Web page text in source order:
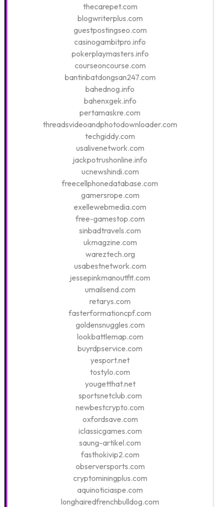
thecarepet.com
blogwriterplus.com
guestpostingseo.com
casinogambitpro.info
pokerplaymasters.info
courseoncourse.com
bantinbatdongsan247.com
bahednog.info
bahenxgek.info
pertamaskre.com
threadsvideoandphotodownloader.com
techgiddy.com
usalivenetwork.com
jackpotrushonline.info
ucnewshindi.com
freecellphonedatabase.com
gamersrope.com
exellewebmedia.com
free-gamestop.com
sinbadtravels.com
ukmagzine.com
wareztech.org
usabestnetwork.com
jessepinkmanoutfit.com
umailsend.com
retarys.com
fasterformationcpf.com
goldensnuggles.com
lookbattlemap.com
buyrdpservice.com
yesport.net
tostylo.com
yougetthat.net
sportsnetclub.com
newbestcrypto.com
oxfordsave.com
iclassicgames.com
saung-artikel.com
fasthokivip2.com
observersports.com
cryptominingplus.com
aquinoticiaspe.com
longhairedfrenchbulldog.com